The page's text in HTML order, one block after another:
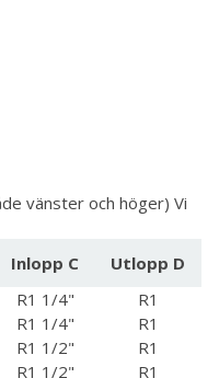
vänster och höger) Vi
Inlopp C
Utlopp D
R1 1/4"
R1
R1 1/4"
R1
R1 1/2"
R1
R1 1/2" R1